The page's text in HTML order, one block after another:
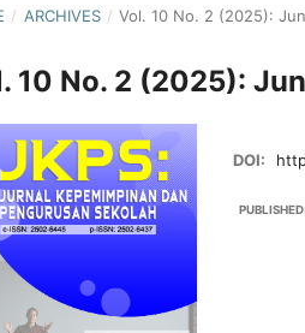
/ ARCHIVES / Vol. 10 No. 2 (2025):
10 No. 2 (2025):
DOI:
PUBLISHED: